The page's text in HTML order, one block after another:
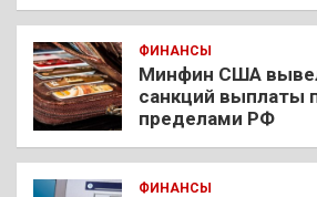
ФИНАНСЫ
Минфин США
санкций выплаты
пределами РФ
ФИНАНСЫ